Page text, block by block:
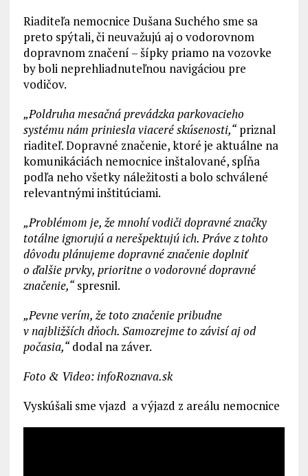
Riaditeľa nemocnice Dušana Suchého sme sa
preto spýtali, či neuvažujú aj o vodorovnom
dopravnom značení – šípky priamo na vozovke
by boli neprehliadnuteľnou navigáciou pre
vodičov.
„Poldruha mesačná prevádzka parkovacieho
systému nám priniesla viaceré skúsenosti,“priznal
riaditeľ. Dopravné značenie, ktoré je aktuálne na
komunikáciách nemocnice inštalované, spĺňa
podľa neho všetky náležitosti a bolo schválené
relevantnými inštitúciami.
„Problémom je, že mnohí vodiči dopravné značky
totálne ignorujú a nerešpektujú ich.Práve z tohto
dôvodu plánujeme dopravné značenie doplniť
o ďalšie prvky, prioritne o vodorovné dopravné
značenie,“spresnil.
„Pevne verím, že toto značenie pribudne
v najbližších dňoch. Samozrejme to závisí aj od
počasia,“dodal na záver.
Foto & Video: infoRoznava.sk
Vyskúšali sme vjazd a výjazd z areálu nemocnice